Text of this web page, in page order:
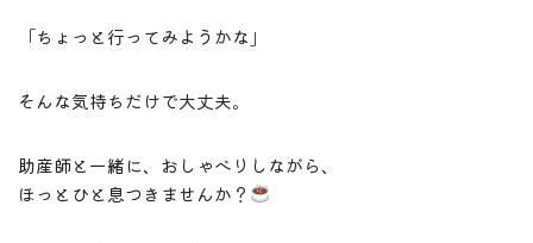
「ちょっと行ってみようかな」
そんな気持ちだけで大丈夫。
助産師と一緒に、おしゃべりしながら、
ほっとひと息つきませんか？